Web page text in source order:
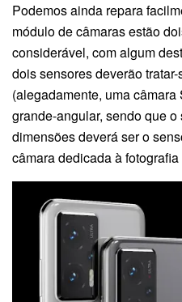
Podemos ainda repara
módulo de câmaras estão
considerável, com algum
dois sensores deverão
(alegadamente, uma
grande-angular, sendo que
dimensões deverá ser o
câmara dedicada à fotografia